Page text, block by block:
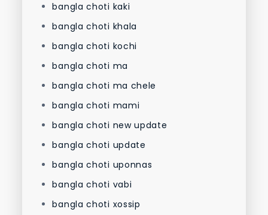
bangla choti kaki
bangla choti khala
bangla choti kochi
bangla choti ma
bangla choti ma chele
bangla choti mami
bangla choti new update
bangla choti update
bangla choti uponnas
bangla choti vabi
bangla choti xossip